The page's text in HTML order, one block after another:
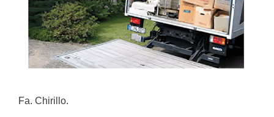
Fa. Chirillo.